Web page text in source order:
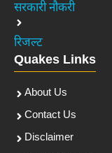
सरकारी नौकरी
रिजल्ट
Quakes Links
About Us
Contact Us
Disclaimer